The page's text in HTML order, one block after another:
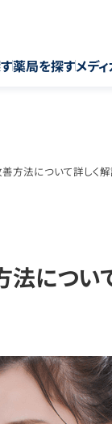
薬局を探すメデ
方法について詳しく
につい